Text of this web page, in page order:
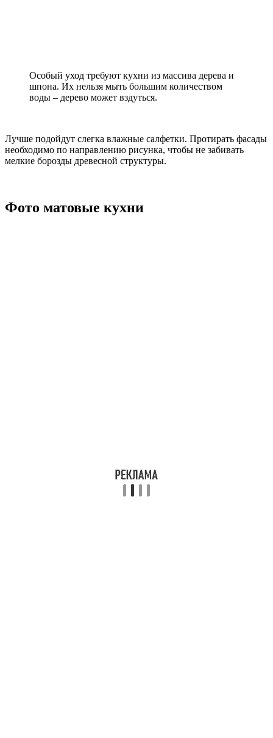
Особый уход требуют кухни из массива дерева и
шпона. Их нельзя мыть большим количеством
воды – дерево может вздуться.
Лучше подойдут слегка влажные салфетки. Протирать фасады
необходимо по направлению рисунка, чтобы не забивать
мелкие борозды древесной структуры.
Фото матовые кухни